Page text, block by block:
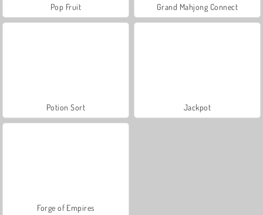
Pop Fruit Grand Mahjong Connect
Potion Sort Jackpot
Forge of Empires